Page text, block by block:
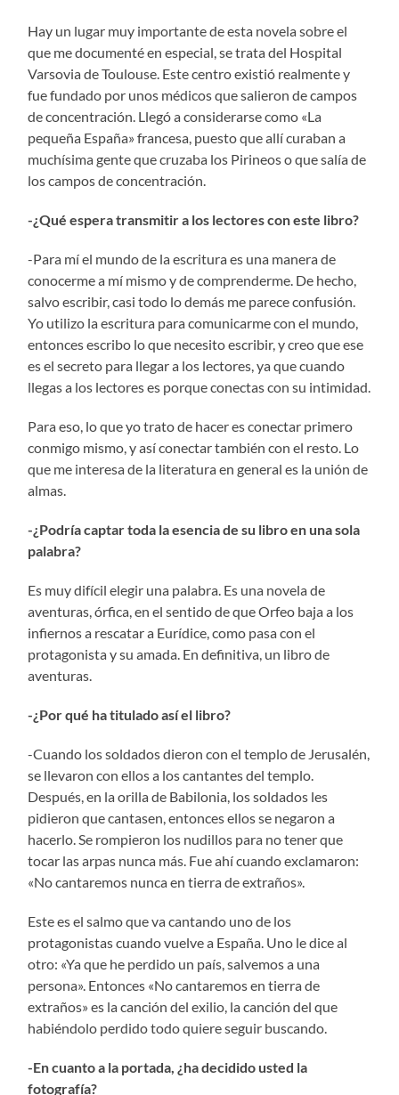
Hay un lugar muy importante de esta novela sobre el
que me documenté en especial, se trata del Hospital
Varsovia de Toulouse. Este centro existió realmente y
fue fundado por unos médicos que salieron de campos
de concentración. Llegó a considerarse como «La
pequeña España» francesa, puesto que allí curaban a
muchísima gente que cruzaba los Pirineos o que salía de
los campos de concentración.
-¿Qué espera transmitir a los lectores con este libro?
-Para mí el mundo de la escritura es una manera de
conocerme a mí mismo y de comprenderme. De hecho,
salvo escribir, casi todo lo demás me parece confusión.
Yo utilizo la escritura para comunicarme con el mundo,
entonces escribo lo que necesito escribir, y creo que ese
es el secreto para llegar a los lectores, ya que cuando
llegas a los lectores es porque conectas con su intimidad.
Para eso, lo que yo trato de hacer es conectar primero
conmigo mismo, y así conectar también con el resto. Lo
que me interesa de la literatura en general es la unión de
almas.
-¿Podría captar toda la esencia de su libro en una sola
palabra?
Es muy difícil elegir una palabra. Es una novela de
aventuras, órfica, en el sentido de que Orfeo baja a los
infiernos a rescatar a Eurídice, como pasa con el
protagonista y su amada. En definitiva, un libro de
aventuras.
-¿Por qué ha titulado así el libro?
-Cuando los soldados dieron con el templo de Jerusalén,
se llevaron con ellos a los cantantes del templo.
Después, en la orilla de Babilonia, los soldados les
pidieron que cantasen, entonces ellos se negaron a
hacerlo. Se rompieron los nudillos para no tener que
tocar las arpas nunca más. Fue ahí cuando exclamaron:
«No cantaremos nunca en tierra de extraños».
Este es el salmo que va cantando uno de los
protagonistas cuando vuelve a España. Uno le dice al
otro: «Ya que he perdido un país, salvemos a una
persona». Entonces «No cantaremos en tierra de
extraños» es la canción del exilio, la canción del que
habiéndolo perdido todo quiere seguir buscando.
-En cuanto a la portada, ¿ha decidido usted la
fotografía?